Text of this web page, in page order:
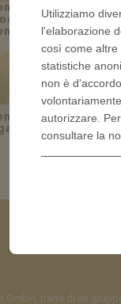
e
GmbH, parte di un
Utilizziamo
l'elaborazione
così come altre
statistiche
non è
autorizzare.
consultare la